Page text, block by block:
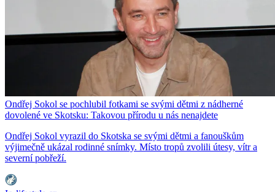
Ondřej Sokol se pochlubil fotkami se svými dětmi z nádherné
dovolené ve Skotsku: Takovou přírodu u nás nenajdete
Ondřej Sokol vyrazil do Skotska se svými dětmi a fanouškům
výjimečně ukázal rodinné snímky. Místo tropů zvolili útesy, vítr a
severní pobřeží.